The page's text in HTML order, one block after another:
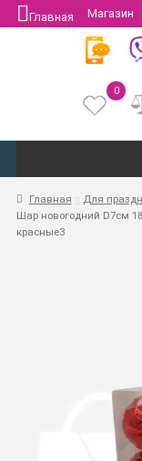
Главная Магазин
Защита
0
Главная Для
Шар новогодний D7см
красные3